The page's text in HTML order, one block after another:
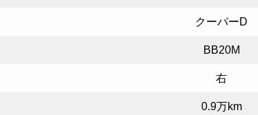
クーパーD
BB20M
右
0.9万km